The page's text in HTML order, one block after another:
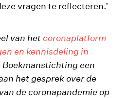
vragen te reflecteren.’
van het coronaplatform
en kennisdeling in
Boekmanstichting een
het gesprek over de
de coronapandemie op